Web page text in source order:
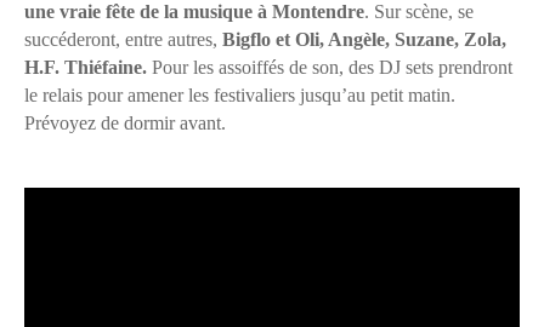
une vraie fête de la musique à Montendre. Sur scène, se
succéderont, entre autres, Bigflo et Oli, Angèle, Suzane, Zola,
H.F. Thiéfaine. Pour les assoiffés de son, des DJ sets prendront
le relais pour amener les festivaliers jusqu’au petit matin.
Prévoyez de dormir avant.